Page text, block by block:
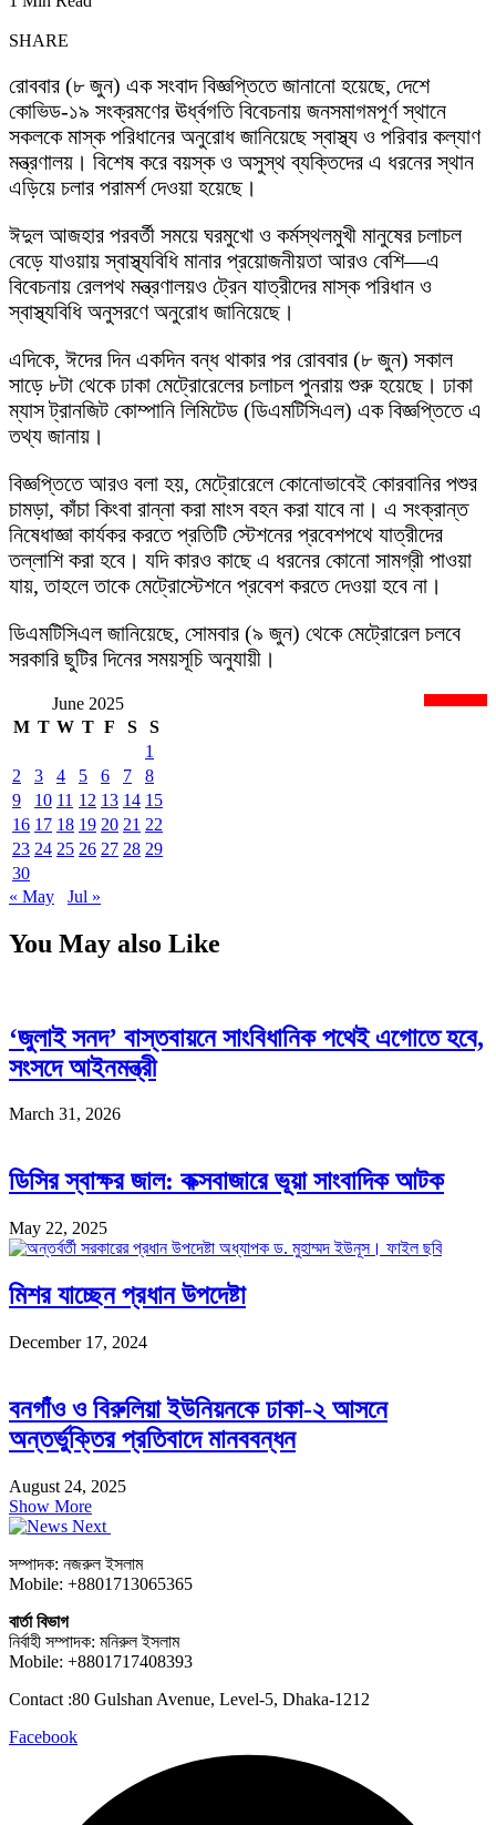
SHARE
রোববার (৮ জুন) এক সংবাদ বিজ্ঞপ্তিতে জানানো হয়েছে, দেশে
কোভিড-১৯ সংক্রমণের ঊর্ধ্বগতি বিবেচনায় জনসমাগমপূর্ণ স্থানে
সকলকে মাস্ক পরিধানের অনুরোধ জানিয়েছে স্বাস্থ্য ও পরিবার কল্যাণ
মন্ত্রণালয়। বিশেষ করে বয়স্ক ও অসুস্থ ব্যক্তিদের এ ধরনের স্থান
এড়িয়ে চলার পরামর্শ দেওয়া হয়েছে।
ঈদুল আজহার পরবর্তী সময়ে ঘরমুখো ও কর্মস্থলমুখী মানুষের চলাচল
বেড়ে যাওয়ায় স্বাস্থ্যবিধি মানার প্রয়োজনীয়তা আরও বেশি—এ
বিবেচনায় রেলপথ মন্ত্রণালয়ও ট্রেন যাত্রীদের মাস্ক পরিধান ও
স্বাস্থ্যবিধি অনুসরণে অনুরোধ জানিয়েছে।
এদিকে, ঈদের দিন একদিন বন্ধ থাকার পর রোববার (৮ জুন) সকাল
সাড়ে ৮টা থেকে ঢাকা মেট্রোরেলের চলাচল পুনরায় শুরু হয়েছে। ঢাকা
ম্যাস ট্রানজিট কোম্পানি লিমিটেড (ডিএমটিসিএল) এক বিজ্ঞপ্তিতে এ
তথ্য জানায়।
বিজ্ঞপ্তিতে আরও বলা হয়, মেট্রোরেলে কোনোভাবেই কোরবানির পশুর
চামড়া, কাঁচা কিংবা রান্না করা মাংস বহন করা যাবে না। এ সংক্রান্ত
নিষেধাজ্ঞা কার্যকর করতে প্রতিটি স্টেশনের প্রবেশপথে যাত্রীদের
তল্লাশি করা হবে। যদি কারও কাছে এ ধরনের কোনো সামগ্রী পাওয়া
যায়, তাহলে তাকে মেট্রোস্টেশনে প্রবেশ করতে দেওয়া হবে না।
ডিএমটিসিএল জানিয়েছে, সোমবার (৯ জুন) থেকে মেট্রোরেল চলবে
সরকারি ছুটির দিনের সময়সূচি অনুযায়ী।
June 2025
M T W T F S
S
1
2
3 4 5 6 7
8
9
10 11 12 13 14 15
16 17 18 19 20 21 22
23 24 25 26 27 28 29
30
« May
Jul »
You May also Like
‘জুলাই সনদ’ বাস্তবায়নে সাংবিধানিক পথেই এগোতে হবে,
সংসদে আইনমন্ত্রী
March 31, 2026
ডিসির স্বাক্ষর জাল: কক্সবাজারে ভূয়া সাংবাদিক আটক
May 22, 2025
মিশর যাচ্ছেন প্রধান উপদেষ্টা
December 17, 2024
বনগাঁও ও বিরুলিয়া ইউনিয়নকে ঢাকা-২ আসনে
অন্তর্ভুক্তির প্রতিবাদে মানববন্ধন
August 24, 2025
Show More
সম্পাদক: নজরুল ইসলাম
Mobile: +8801713065365
বার্তা বিভাগ
নির্বাহী সম্পাদক: মনিরুল ইসলাম
Mobile: +8801717408393
Contact :80 Gulshan Avenue, Level-5, Dhaka-1212
Facebook